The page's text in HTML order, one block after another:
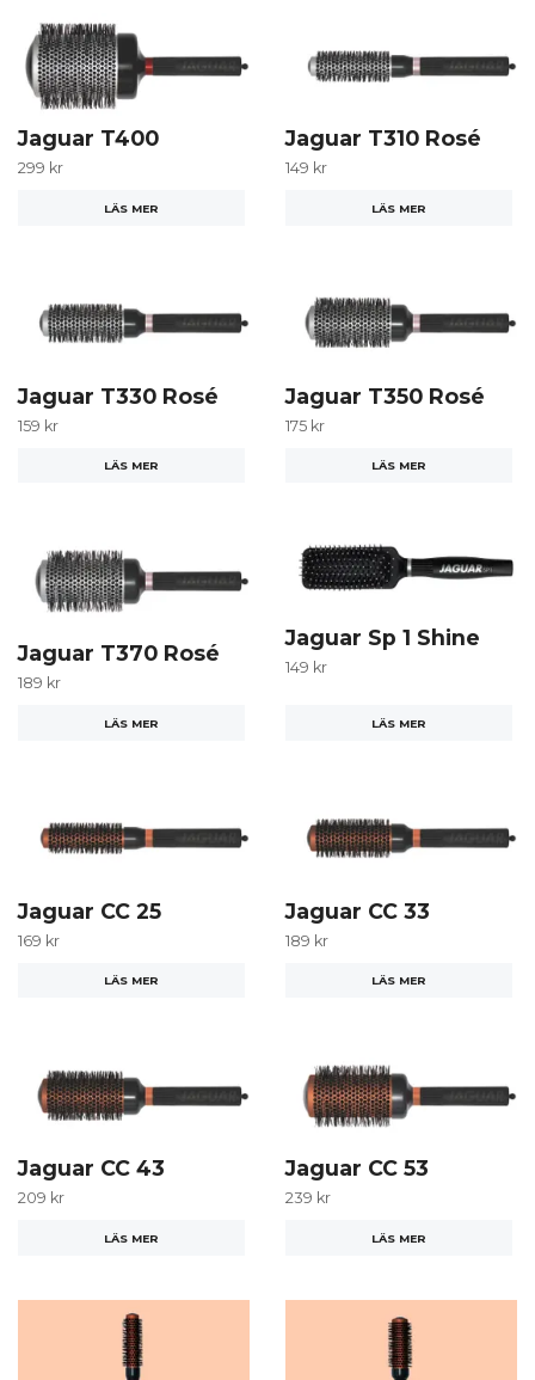
Jaguar T400
299 kr
LÄS MER
Jaguar T310 Rosé
149 kr
LÄS MER
Jaguar T330 Rosé
159 kr
LÄS MER
Jaguar T350 Rosé
175 kr
LÄS MER
Jaguar T370 Rosé
189 kr
LÄS MER
Jaguar Sp 1 Shine
149 kr
LÄS MER
Jaguar CC 25
169 kr
LÄS MER
Jaguar CC 33
189 kr
LÄS MER
Jaguar CC 43
209 kr
LÄS MER
Jaguar CC 53
239 kr
LÄS MER